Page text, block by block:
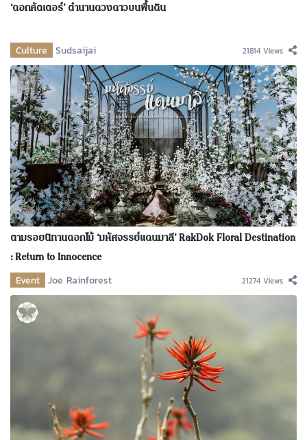
‘ดอกคัตเตอร์’ ตำนานดวงดาวบนพื้นดิน
Culture Sudsaijai 21814 Views
ตามรอยนิทานดอกไม้ ‘มหัศจรรย์แดนมาลี’ RakDok Floral Destination
: Return to Innocence
Event Joe Rainforest 21274 Views